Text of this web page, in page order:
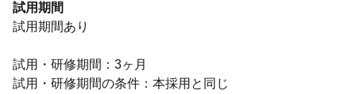
試用期間
試用期間あり
試用・研修期間：3ヶ月